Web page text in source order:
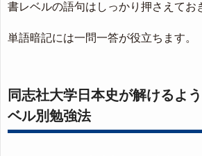
書レベルの語句はしっかり押さえてお
単語暗記には一問一答が役立ちます。
同志社大学日本史が解けるよ
ベル別勉強法